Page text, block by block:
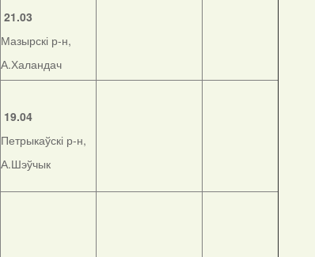
21.03
Мазырскі р-н,
А.Халандач
19.04
Петрыкаўскі р-н,
А.Шэўчык